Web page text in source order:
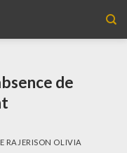
de
RAJERISON OLIVIA